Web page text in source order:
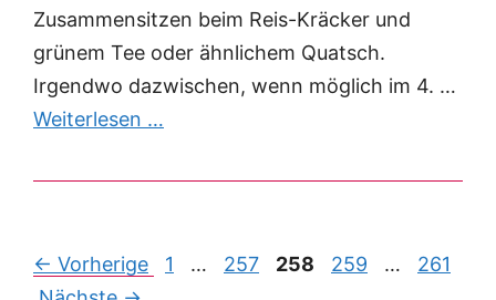
Zusammensitzen beim Reis-Kräcker und
grünem Tee oder ähnlichem Quatsch.
Irgendwo dazwischen, wenn möglich im 4. …
Weiterlesen …
Post
← Vorherige 1 … 257 258 259 …
261